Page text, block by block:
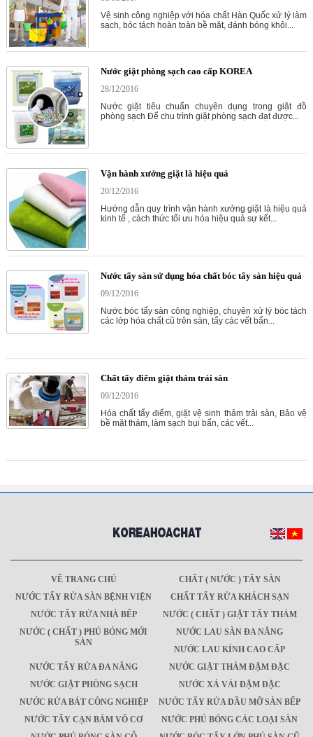
Vệ sinh công nghiệp với hóa chất Hàn Quốc xử lý làm
sạch, bóc tách hoàn toàn bề mặt, đánh bóng khôi...
Nước giặt phòng sạch cao cấp KOREA
28/12/2016
Nước giặt tiêu chuẩn chuyên dụng trong giặt đồ
phòng sạch Để chu trình giặt phòng sạch đạt được...
Vận hành xưởng giặt là hiệu quả
20/12/2016
Hướng dẫn quy trình vận hành xưởng giặt là hiệu quả
kinh tế , cách thức tối ưu hóa hiệu quả sự kết...
Nước tẩy sàn sử dụng hóa chất bóc tẩy sàn hiệu quả
09/12/2016
Nước bóc tẩy sàn công nghiệp, chuyên xử lý bóc tách
các lớp hóa chất cũ trên sàn, tẩy các vết bẩn...
Chất tẩy điểm giặt thảm trải sàn
09/12/2016
Hóa chất tẩy điểm, giặt vệ sinh thảm trải sàn, Bảo vệ
bề mặt thảm, làm sạch bụi bẩn, các vết...
VỀ TRANG CHỦ
CHẤT ( NƯỚC ) TẨY SÀN
NƯỚC TẨY RỬA SÀN BỆNH VIỆN
CHẤT TẨY RỬA KHÁCH SẠN
NƯỚC TẨY RỬA NHÀ BẾP
NƯỚC ( CHẤT ) GIẶT TẨY THẢM
NƯỚC ( CHẤT ) PHỦ BÓNG MỚI
SÀN
NƯỚC LAU SÀN ĐA NĂNG
NƯỚC LAU KÍNH CAO CẤP
NƯỚC TẨY RỬA ĐA NĂNG
NƯỚC GIẶT THẢM ĐẬM ĐẶC
NƯỚC GIẶT PHÒNG SẠCH
NƯỚC XẢ VẢI ĐẬM ĐẶC
NƯỚC RỬA BÁT CÔNG NGHIỆP
NƯỚC TẨY RỬA DẦU MỠ SÀN BẾP
NƯỚC TẨY CẠN BÁM VÔ CƠ
NƯỚC PHỦ BÓNG CÁC LOẠI SÀN